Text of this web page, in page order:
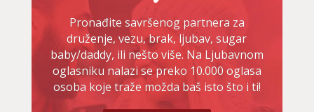
Pronađite savršenog partnera za
druženje, vezu, brak, ljubav, sugar
baby/daddy, ili nešto više. Na Ljubavnom
oglasniku nalazi se preko 10.000 oglasa
osoba koje traže možda baš isto što i ti!